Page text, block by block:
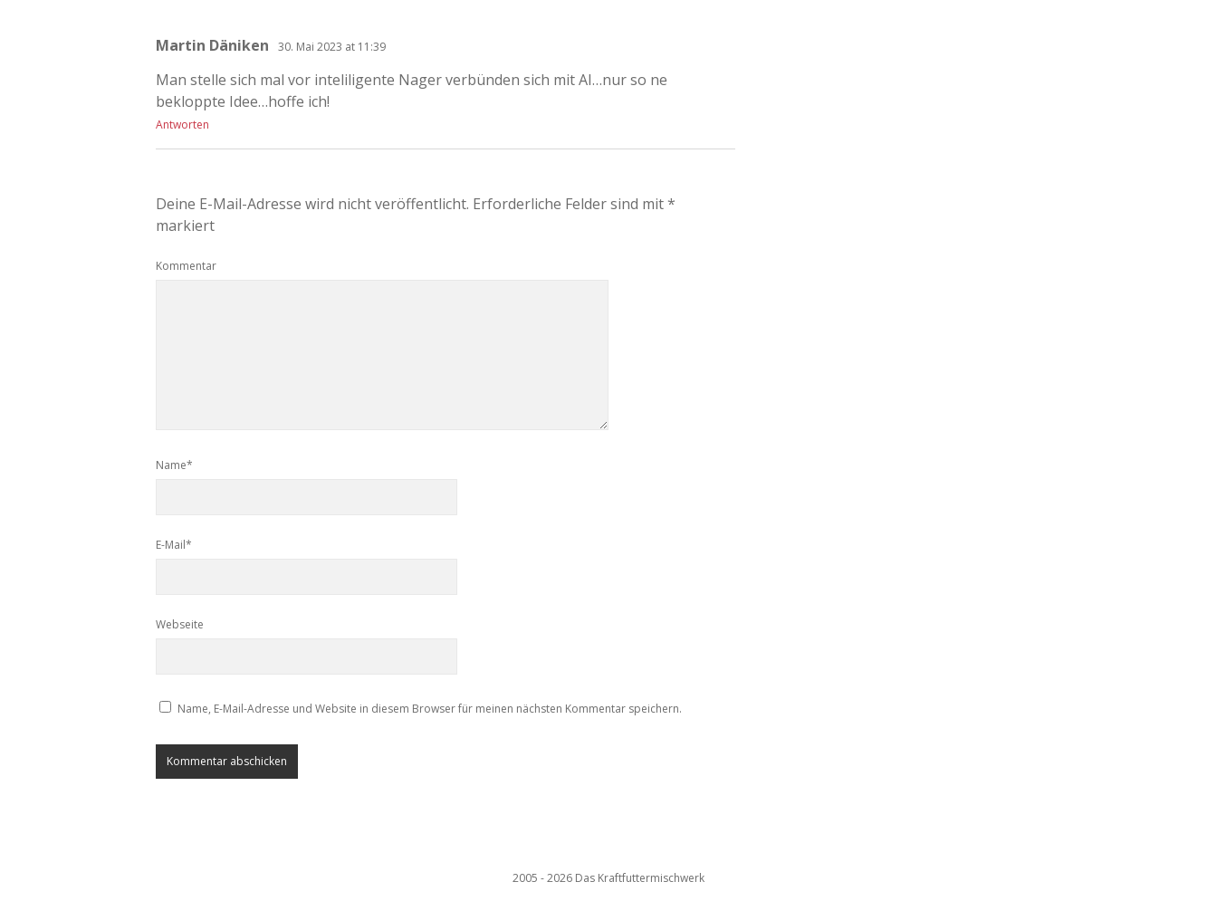
Martin Däniken 30. Mai 2023 at 11:39
Man stelle sich mal vor inteliligente Nager verbünden sich mit AI…nur so ne
bekloppte Idee…hoffe ich!
Antworten
Deine E-Mail-Adresse wird nicht veröffentlicht. Erforderliche Felder sind mit*
markiert
Kommentar
Name*
E-Mail*
Webseite
Name, E-Mail-Adresse und Website in diesem Browser für meinen nächsten Kommentar speichern.
2005 - 2026 Das Kraftfuttermischwerk